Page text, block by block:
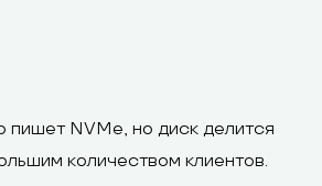
пишет NVMe, но диск делится
количеством клиентов.